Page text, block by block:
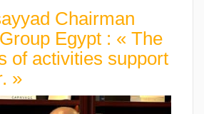
Chairman
Egypt : « The
of activities support
»